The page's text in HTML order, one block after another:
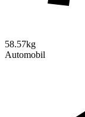
58.57kg
Automobil